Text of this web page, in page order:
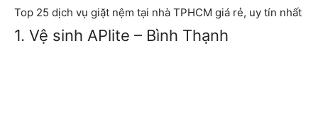
Top 25 dịch vụ giặt nệm tại nhà TPHCM giá rẻ, uy tín nhất
1. Vệ sinh APlite – Bình Thạnh